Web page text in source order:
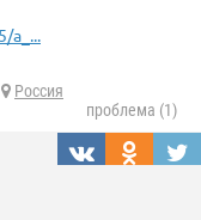
a_...
Россия
проблема (1)